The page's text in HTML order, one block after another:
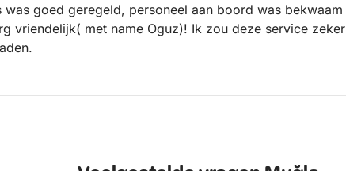
was goed geregeld, personeel aan boord was bekwaam
vriendelijk( met name Oguz)! Ik zou deze service zeker